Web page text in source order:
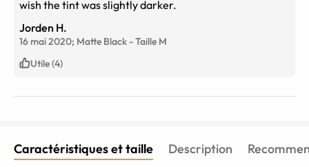
wish the tint was slightly darker.
Jorden H.
16 mai 2020; Matte Black -Taille M
Utile (4)
Caractéristiques et taille Description